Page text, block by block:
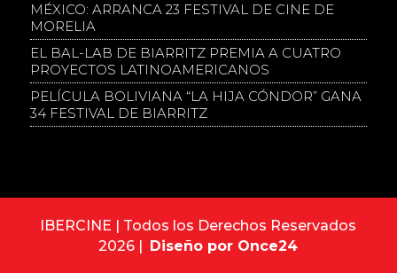
MÉXICO: ARRANCA 23 FESTIVAL DE CINE DE
MORELIA
EL BAL-LAB DE BIARRITZ PREMIA A CUATRO
PROYECTOS LATINOAMERICANOS
PELÍCULA BOLIVIANA “LA HIJA CÓNDOR” GANA
34 FESTIVAL DE BIARRITZ
IBERCINE | Todos los Derechos Reservados
2026 |
Diseño por Once24